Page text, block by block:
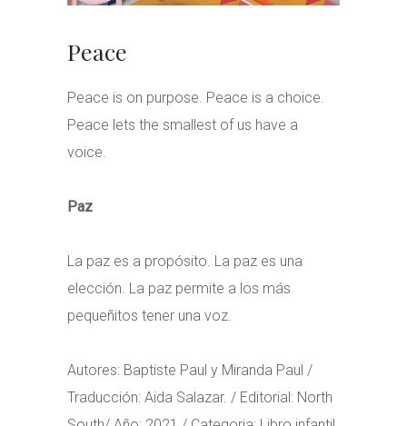
Peace
Peace is on purpose. Peace is a choice.
Peace lets the smallest of us have a
voice.
Paz
La paz es a propósito. La paz es una
elección. La paz permite a los más
pequeñitos tener una voz.
Autores: Baptiste Paul y Miranda Paul /
Traducción: Aida Salazar. / Editorial: North